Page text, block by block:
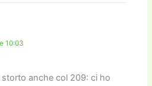
10:03
storto anche col 209: ci ho